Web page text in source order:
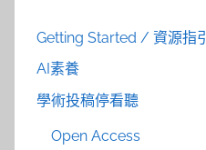
Getting Started / 資源指引
AI素養
學術投稿停看聽
Open Access